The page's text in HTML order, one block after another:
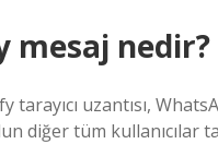
mesaj nedir?
tarayıcı uzantısı,
diğer tüm kullanıcılar